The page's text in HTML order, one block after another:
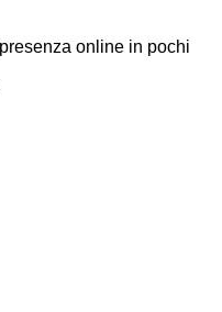
online in pochi